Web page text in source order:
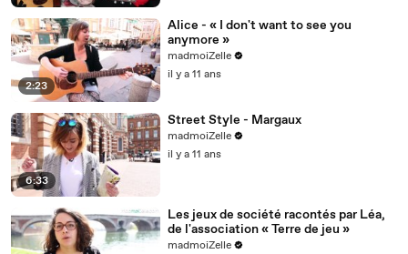
2:23
Alice - « I don't want to see you
anymore »
madmoiZelle
il y a 11 ans
6:33
Street Style - Margaux
madmoiZelle
il y a 11 ans
Les jeux de société racontés par Léa,
de l'association « Terre de jeu »
madmoiZelle